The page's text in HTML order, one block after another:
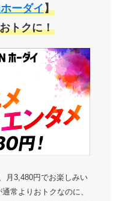
ーダイ】
トクに！
月3,480円でお楽しみい
常よりおトクなのに、